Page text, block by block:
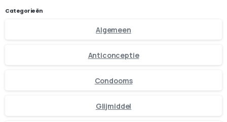
Categorieën
Algemeen
Anticonceptie
Condooms
Glijmiddel